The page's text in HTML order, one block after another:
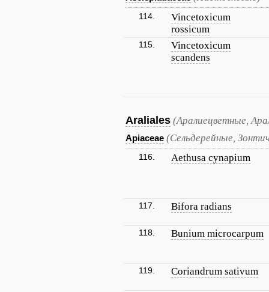
114.
Vincetoxicum
rossicum
115.
Vincetoxicum
scandens
Araliales (Аралиецветные,
Apiaceae (Сельдерейные,
116. Aethusa cynapium
117. Bifora radians
118. Bunium microcarpum
119. Coriandrum sativum